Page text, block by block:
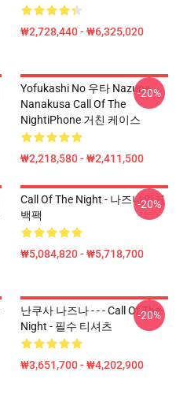
₩2,728,440 - ₩6,325,020
Yofukashi No 우타 Nazuna
Nanakusa Call Of The
NightiPhone 거친 케이스
₩2,218,580 - ₩2,411,500
-20%
Call Of The Night - 나즈나워커
백팩
₩5,084,820 - ₩5,718,700
-20%
난쿠사 나즈나 - - - Call Of The
Night - 필수 티셔츠
₩3,651,700 - ₩4,202,900
-20%